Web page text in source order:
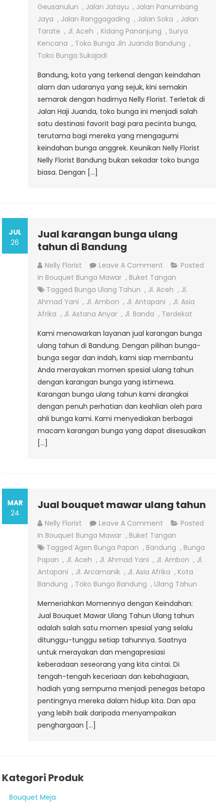
Di
Jalan
Haji
Juanda
Geusanulun , Jalan Jatayu , Jalan Panumbang
Jaya , Jalan Ranggagading , Jalan Soka , Jalan
Tarate , Jl. Aceh , Kidang Pananjung , Surya
Kencana , Toko Bunga Jln Juanda Bandung ,
Toko Bunga Sukajadi
Bandung, kota yang terkenal dengan keindahan
alam dan udaranya yang sejuk, kini semakin
semarak dengan hadirnya Nelly Florist. Terletak di
Jalan Haji Juanda, toko bunga ini menjadi salah
satu destinasi favorit bagi para pecinta bunga,
terutama bagi mereka yang mengagumi
keindahan bunga anggrek. Keunikan Nelly Florist
Nelly Florist Bandung bukan sekadar toko bunga
biasa. Dengan […]
JUL
26
Jual karangan bunga ulang
tahun di Bandung
Nelly Florist Leave A Comment On
Jual
Karangan
Bunga
Ulang
Di
Bandung
Posted
In Bouquet Bunga Mawar , Buket Tangan
Tagged Bunga Ulang Tahun , Jl. Aceh , Jl.
Ahmad Yani , Jl. Ambon , Jl. Antapani , Jl. Asia
Afrika , Jl. Astana Anyar , Jl. Banda , Terdekat
Kami menawarkan layanan jual karangan bunga
ulang tahun di Bandung. Dengan pilihan bunga-
bunga segar dan indah, kami siap membantu
Anda merayakan momen spesial ulang tahun
dengan karangan bunga yang istimewa.
Karangan bunga ulang tahun kami dirangkai
dengan penuh perhatian dan keahlian oleh para
ahli bunga kami. Kami menyediakan berbagai
macam karangan bunga yang dapat disesuaikan
[…]
MAR
24
Jual bouquet mawar ulang tahun
Nelly Florist Leave A Comment On
Jual
Bouquet
Mawar
Ulang
Tahun
Posted
In Bouquet Bunga Mawar , Buket Tangan
TaggedAgen Bunga Papan , Bandung , Bunga
Papan , Jl. Aceh , Jl. Ahmad Yani , Jl. Ambon , Jl.
Antapani , Jl. Arcamanik , Jl. Asia Afrika , Kota
Bandung , Toko Bunga Bandung , Ulang Tahun
Memeriahkan Momennya dengan Keindahan:
Jual Bouquet Mawar Ulang Tahun Ulang tahun
adalah salah satu momen spesial yang selalu
ditunggu-tunggu setiap tahunnya. Saatnya
untuk merayakan dan mengapresiasi
keberadaan seseorang yang kita cintai. Di
tengah-tengah keceriaan dan kebahagiaan,
hadiah yang sempurna menjadi penegas betapa
pentingnya mereka dalam hidup kita. Dan apa
yang lebih baik daripada menyampaikan
penghargaan […]
Kategori Produk
Bouquet Meja